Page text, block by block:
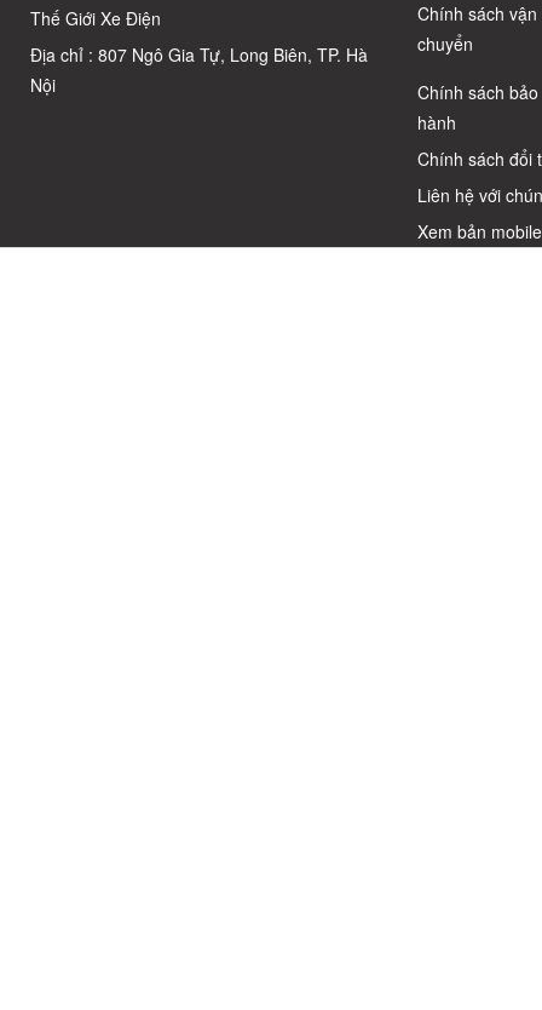
Thế Giới Xe Điện
Địa chỉ : 807 Ngô Gia Tự, Long Biên, TP. Hà
Nội
Chính sách vận
chuyển
Chính sách bảo
hành
Chính sách đổi
Liên hệ với
Xem bản